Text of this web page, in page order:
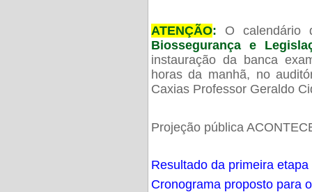
ATENÇÃO: O calendário
Biossegurança e
instauração da banca
horas da manhã, no
Caxias Professor Geraldo
Projeção pública
Resultado da primeira
Cronograma proposto para